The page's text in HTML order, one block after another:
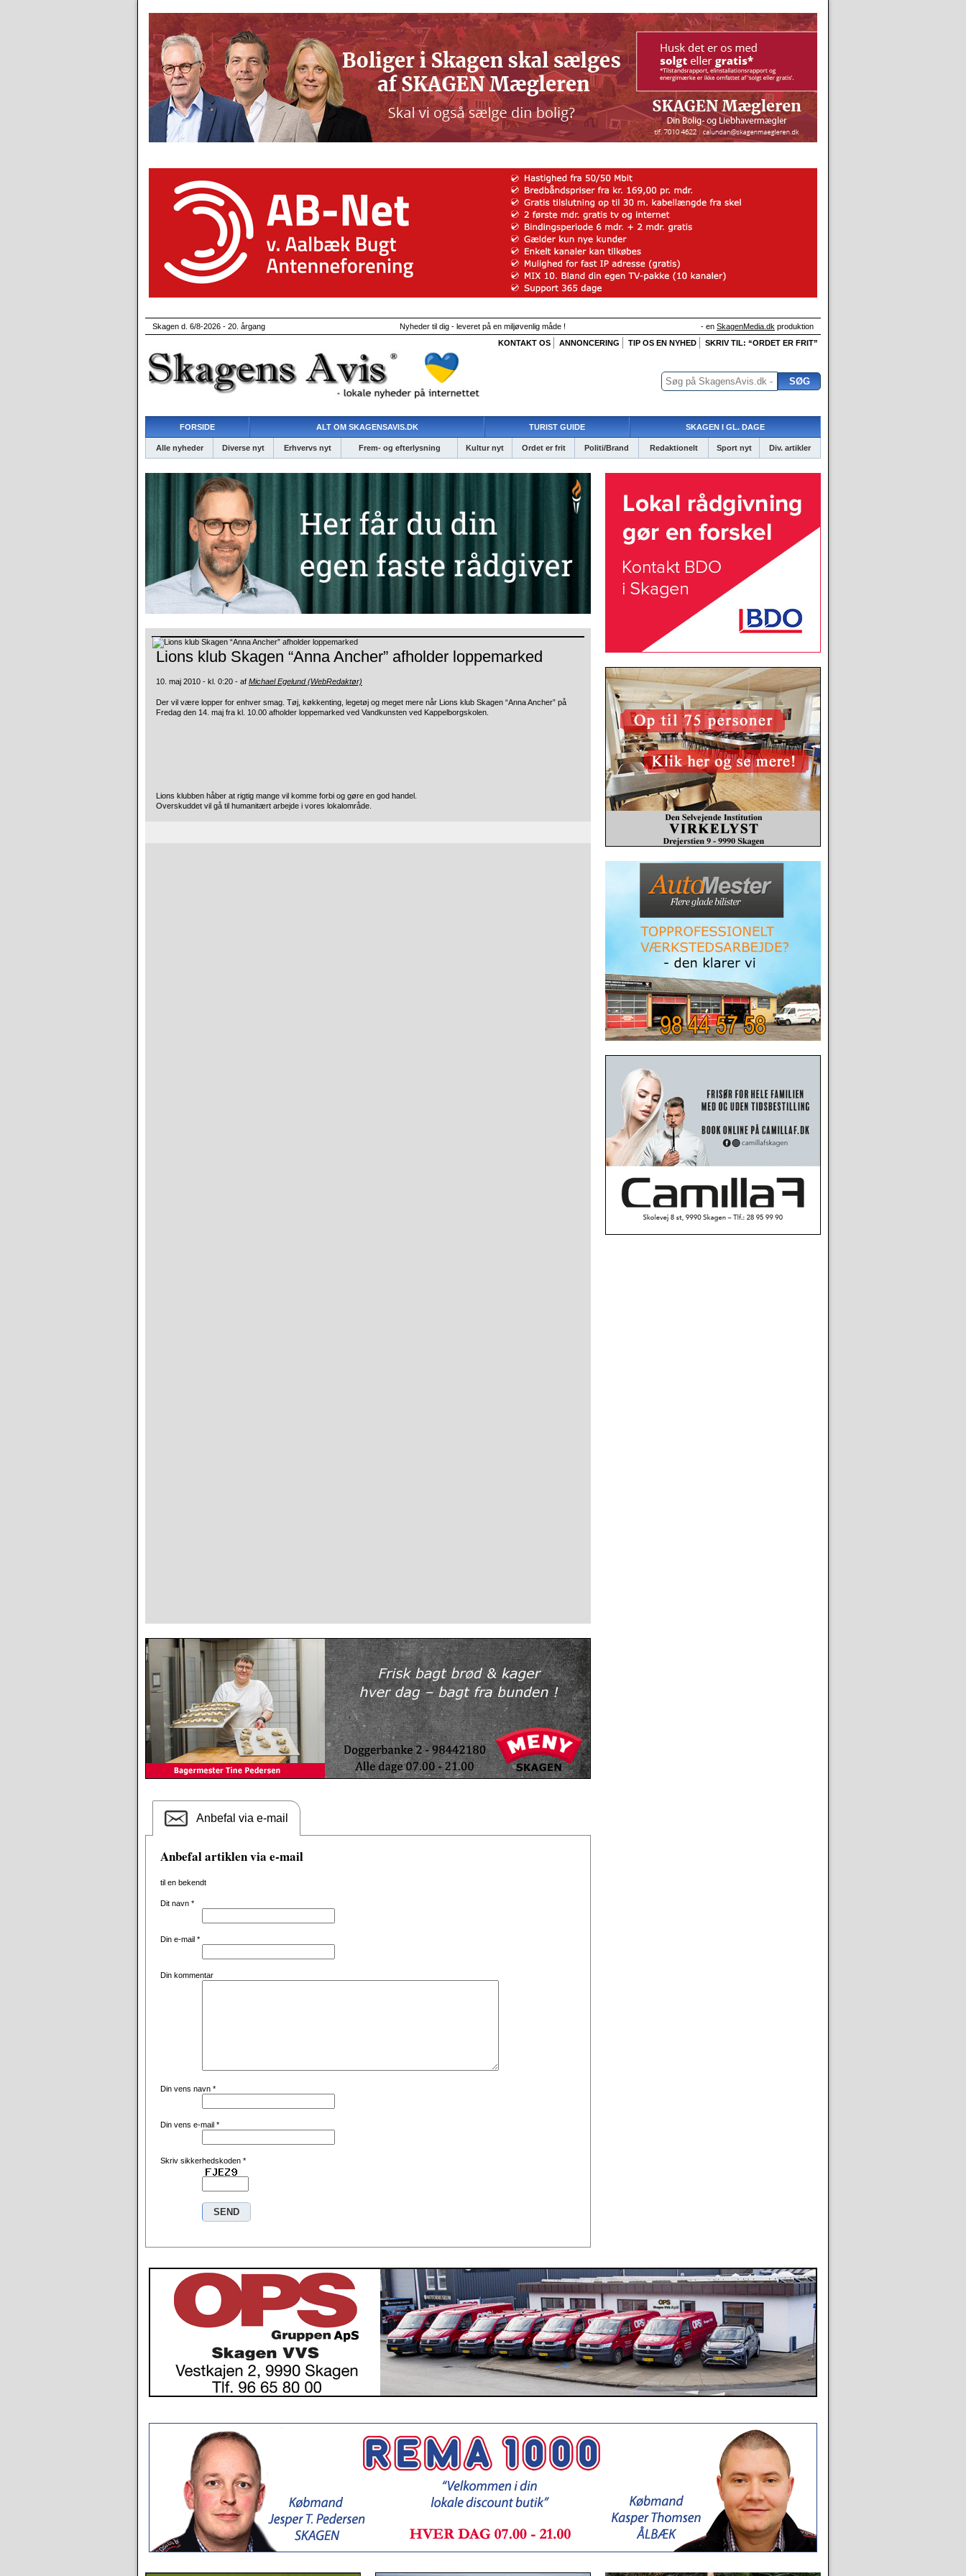
Skagen d. 6/8-2026 - 20. årgang Nyheder til dig - leveret på en miljøvenlig måde ! - en SkagenMedia.dk produktion
KONTAKT OS
ANNONCERING TIP OS EN NYHED SKRIV TIL: “ORDET ER FRIT”
FORSIDE ALT OM SKAGENSAVIS.DK TURIST GUIDE SKAGEN I GL. DAGE
Alle nyheder Diverse nyt Erhvervs nyt Frem- og efterlysning Kultur nyt Ordet er frit Politi/Brand Redaktionelt Sport nyt Div. artikler
Lions klub Skagen “Anna Ancher” afholder loppemarked
10. maj 2010 - kl. 0:20 - af Michael Egelund (WebRedaktør)
Der vil være lopper for enhver smag. Tøj, køkkenting, legetøj og meget mere når Lions klub Skagen “Anna Ancher” på
Fredag den 14. maj fra kl. 10.00 afholder loppemarked ved Vandkunsten ved Kappelborgskolen.
Lions klubben håber at rigtig mange vil komme forbi og gøre en god handel.
Overskuddet vil gå til humanitært arbejde i vores lokalområde.
Anbefal via e-mail
Anbefal artiklen via e-mail
til en bekendt
Dit navn *
Din e-mail *
Din kommentar
Din vens navn *
Din vens e-mail *
Skriv sikkerhedskoden *